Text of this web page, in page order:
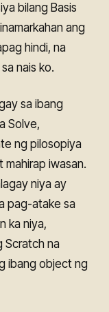
bilang Basis
ang
hindi, na
nais ko.
sa ibang
Solve,
ng pilosopiya
mahirap iwasan.
niya ay
pag-atake sa
ka niya,
Scratch na
ibang object ng